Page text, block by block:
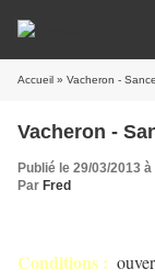
Accueil » Vacheron -
Vacheron -
Publié le 29/03/2013
Par Fred
Conditions :